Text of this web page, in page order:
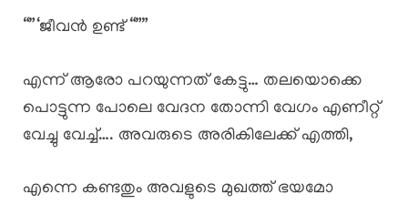
“”‘ജീവൻ ഉണ്ട് “””
എന്ന് ആരോ പറയുന്നത് കേട്ടു… തലയൊക്കെ
പൊട്ടുന്ന പോലെ വേദന തോന്നി വേഗം എണീറ്റ്
വേച്ചു വേച്ച്…. അവരുടെ അരികിലേക്ക് എത്തി,
എന്നെ കണ്ടതും അവളുടെ മുഖത്ത് ഭയമോ